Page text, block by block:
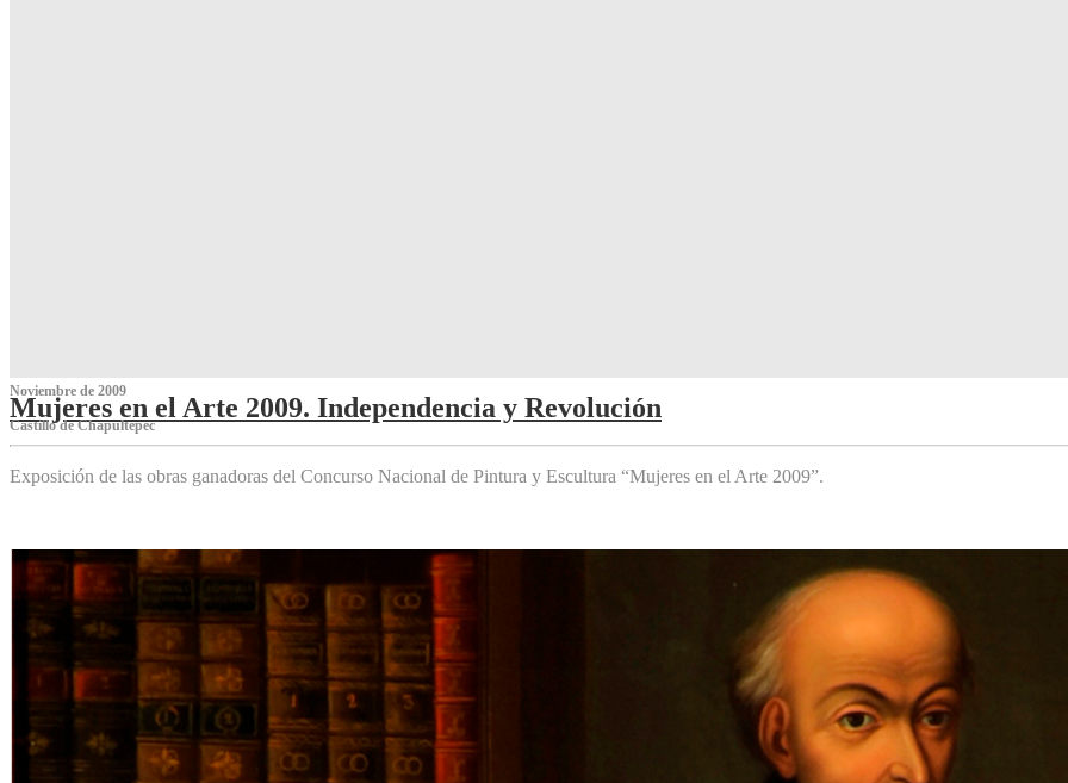
Noviembre de 2009
Mujeres en el Arte 2009. Independencia y Revolución
Castillo de Chapultepec
Exposición de las obras ganadoras del Concurso Nacional de Pintura y Escultura “Mujeres en el Arte 2009”.